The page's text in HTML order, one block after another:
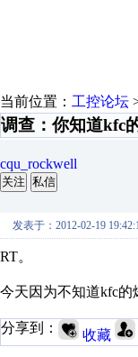
当前位置： 工控论坛
调查：你知道kfc
cqu_rockwell
关注 私信
发表于：2012-02-19
RT。
今天因为不知道kfc的
分享到： 收藏